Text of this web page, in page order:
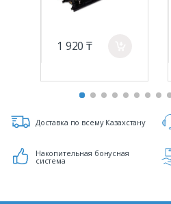
1 920 ₸
Доставка по всему Казахстану
Накопительная бонусная
система